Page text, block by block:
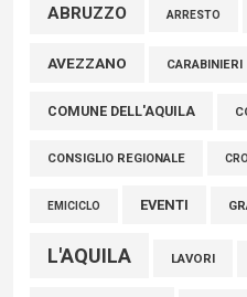
TRAGUARDO STORICO
05 Agosto 2026
ABRUZZO ARRESTO
AVEZZANO CARABINIERI
COMUNE DELL'AQUILA
CONSIGLIO REGIONALE
EMICICLO EVENTI
L'AQUILA LAVORI